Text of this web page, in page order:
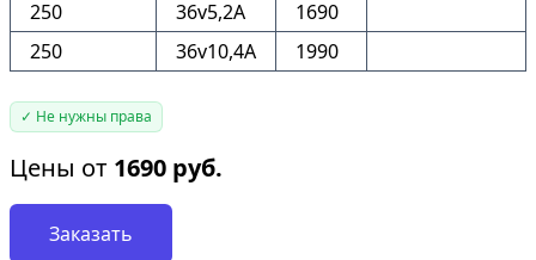
250 36v5,2А
1690
250
36v10,4А 1990
✓ Не нужны права
Цены от 1690 руб.
Заказать